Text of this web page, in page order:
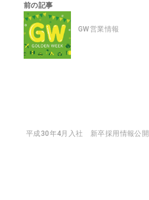
前の記事
GW営業情報
平成30年4月入社 新卒採用情報公開